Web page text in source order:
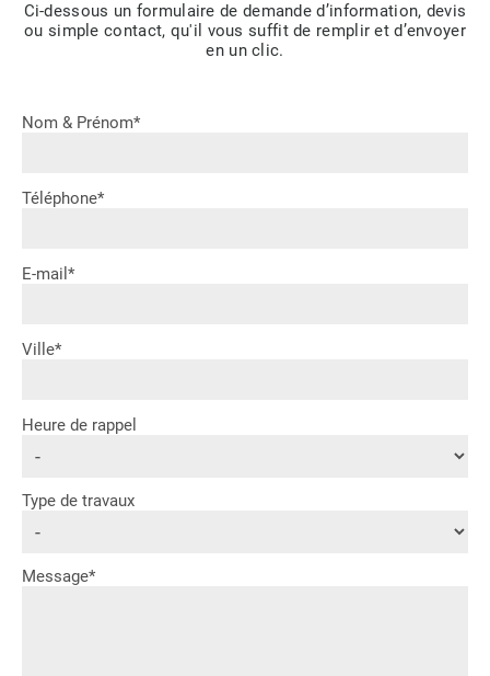
Ci-dessous un formulaire de demande d’information, devis
ou simple contact, qu'il vous suffit de remplir et d’envoyer
en un clic.
Nom & Prénom*
Téléphone*
E-mail*
Ville*
Heure de rappel
Type de travaux
Message*